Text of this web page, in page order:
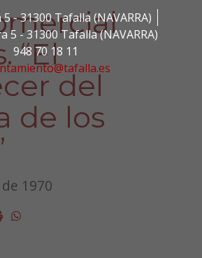
- 31300 Tafalla (NAVARRA)
5 - 31300 Tafalla (NAVARRA)
948 70 18 11
“El
del
de los
1970
ImprimirWhatsapp